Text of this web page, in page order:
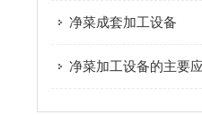
净菜成套加工设备
净菜加工设备的主要